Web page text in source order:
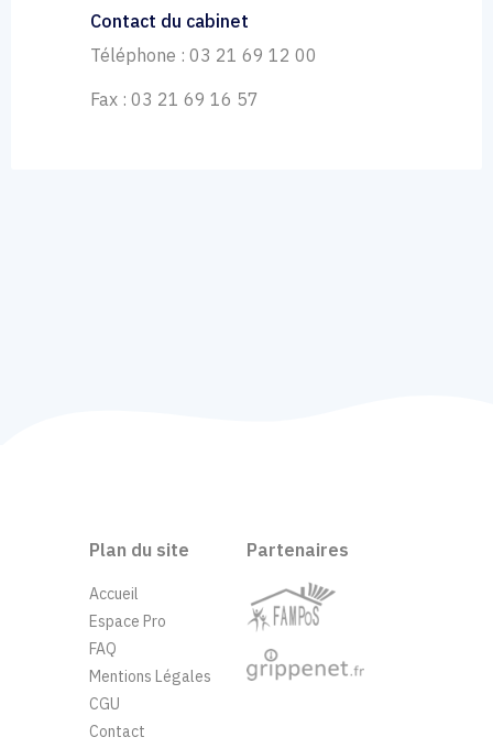
Contact du cabinet
Téléphone : 03 21 69 12 00
Fax : 03 21 69 16 57
Plan du site
Accueil
Espace Pro
FAQ
Mentions Légales
CGU
Contact
Partenaires